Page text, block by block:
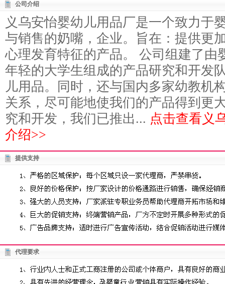
公司介绍
义乌安怡婴幼儿用品厂是一个致力于
与销售的奶嘴，企业。旨在：提供更
心理发育特征的产品。 公司组建了由
年轻的大学生组成的产品研究和开发
儿用品。同时，还与国内多家幼教机
关系，尽可能地使我们的产品得到更
究和开发，我们已推出... 点击查看义
介绍>>
提供支持
代理要求